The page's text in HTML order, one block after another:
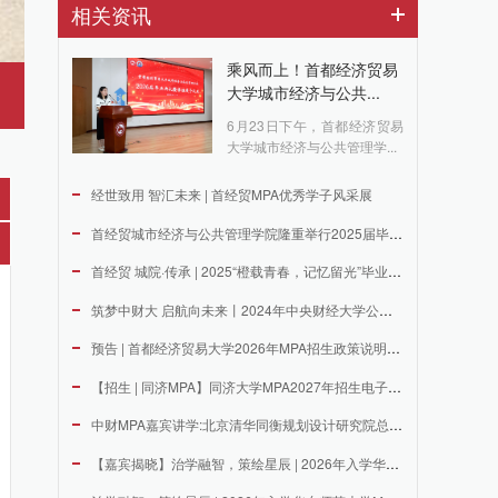
相关资讯
乘风而上！首都经济贸易
大学城市经济与公共...
6月23日下午，首都经济贸易
大学城市经济与公共管理学...
经世致用 智汇未来 | 首经贸MPA优秀学子风采展
首经贸城市经济与公共管理学院隆重举行2025届毕业典礼暨学位...
首经贸 城院·传承 | 2025“橙载青春，记忆留光”毕业季...
筑梦中财大 启航向未来丨2024年中央财经大学公共管理硕士（...
预告 | 首都经济贸易大学2026年MPA招生政策说明会重磅...
【招生 | 同济MPA】同济大学MPA2027年招生电子宣传...
中财MPA嘉宾讲学:北京清华同衡规划设计研究院总体发展研究和...
【嘉宾揭晓】治学融智，策绘星辰 | 2026年入学华东师范大...